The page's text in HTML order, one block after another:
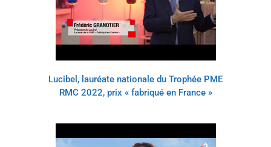
Lucibel, lauréate nationale du Trophée PME
RMC 2022, prix « fabriqué en France »